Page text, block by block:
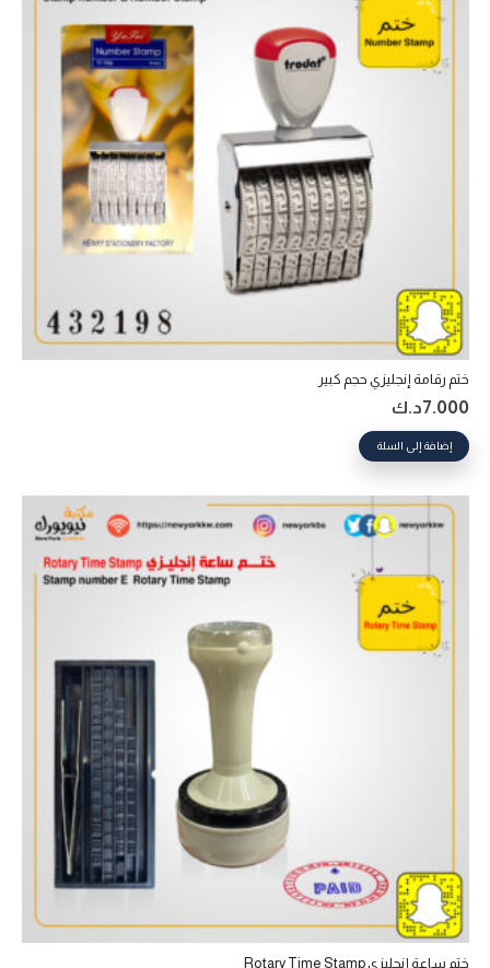
ختم رقامة إنجليزي حجم كبير
7.000د.ك
إضافة إلى السلة
ختم ساعة إنجليزي Rotary Time Stamp